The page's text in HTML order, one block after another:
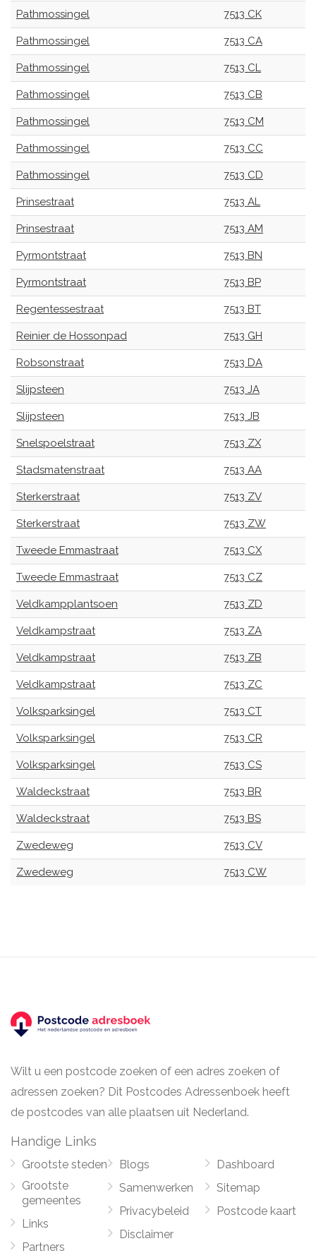
Pathmossingel 7513 CK
Pathmossingel 7513 CA
Pathmossingel 7513 CL
Pathmossingel 7513 CB
Pathmossingel 7513 CM
Pathmossingel 7513 CC
Pathmossingel 7513 CD
Prinsestraat 7513 AL
Prinsestraat 7513 AM
Pyrmontstraat 7513 BN
Pyrmontstraat 7513 BP
Regentessestraat 7513 BT
Reinier de Hossonpad 7513 GH
Robsonstraat 7513 DA
Slijpsteen 7513 JA
Slijpsteen 7513 JB
Snelspoelstraat 7513 ZX
Stadsmatenstraat 7513 AA
Sterkerstraat 7513 ZV
Sterkerstraat 7513 ZW
Tweede Emmastraat 7513 CX
Tweede Emmastraat 7513 CZ
Veldkampplantsoen 7513 ZD
Veldkampstraat 7513 ZA
Veldkampstraat 7513 ZB
Veldkampstraat 7513 ZC
Volksparksingel 7513 CT
Volksparksingel 7513 CR
Volksparksingel 7513 CS
Waldeckstraat 7513 BR
Waldeckstraat 7513 BS
Zwedeweg 7513 CV
Zwedeweg 7513 CW
Wilt u een postcode zoeken of een adres zoeken of
adressen zoeken? Dit Postcodes Adressenboek heeft
de postcodes van alle plaatsen uit Nederland.
Handige Links
Grootste steden
Grootste
gemeentes
Links
Partners
Blogs
Samenwerken
Privacybeleid
Disclaimer
Dashboard
Sitemap
Postcode kaart